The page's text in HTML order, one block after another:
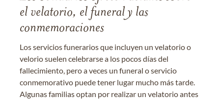
el velatorio, el funeral y las
conmemoraciones
Los servicios funerarios que incluyen un velatorio o
velorio suelen celebrarse a los pocos días del
fallecimiento, pero a veces un funeral o servicio
conmemorativo puede tener lugar mucho más tarde.
Algunas familias optan por realizar un velatorio antes